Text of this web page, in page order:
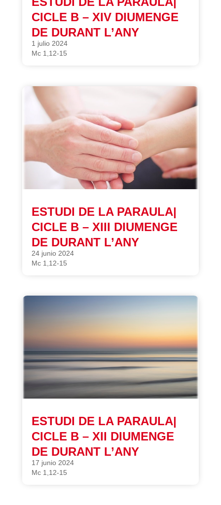
CICLE B – XIV DIUMENGE
DE DURANT L’ANY
1 julio 2024
Mc 1,12-15
ESTUDI DE LA PARAULA|
CICLE B – XIII DIUMENGE
DE DURANT L’ANY
24 junio 2024
Mc 1,12-15
ESTUDI DE LA PARAULA|
CICLE B – XII DIUMENGE
DE DURANT L’ANY
17 junio 2024
Mc 1,12-15